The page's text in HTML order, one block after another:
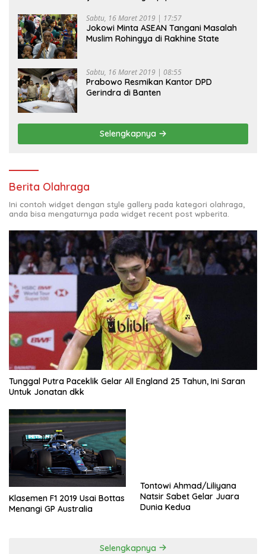
Sabtu, 16 Maret 2019 | 17:57
Jokowi Minta ASEAN Tangani Masalah
Muslim Rohingya di Rakhine State
Sabtu, 16 Maret 2019 | 08:55
Prabowo Resmikan Kantor DPD
Gerindra di Banten
Selengkapnya
Berita Olahraga
Ini contoh widget dengan style gallery pada kategori olahraga,
anda bisa mengaturnya pada widget recent post wpberita.
Tunggal Putra Paceklik Gelar All England 25 Tahun, Ini Saran
Untuk Jonatan dkk
Klasemen F1 2019 Usai Bottas
Menangi GP Australia
Tontowi Ahmad/Liliyana
Natsir Sabet Gelar Juara
Dunia Kedua
Selengkapnya